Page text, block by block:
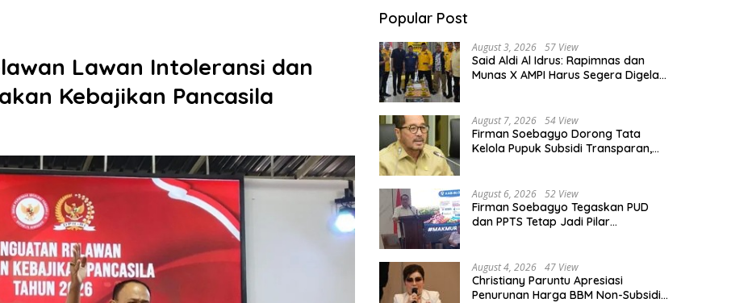
Lawan Intoleransi dan
Kebajikan Pancasila
Popular Post
August 3, 2026 57 View
Said Aldi Al Idrus: Rapimnas dan
Munas X AMPI Harus Segera Digelar
August 7, 2026 54 View
Firman Soebagyo Dorong Tata
Kelola Pupuk Subsidi Transparan,
August 6, 2026 52 View
Firman Soebagyo Tegaskan PUD
dan PPTS Tetap Jadi Pilar
August 4, 2026 47 View
Christiany Paruntu Apresiasi
Penurunan Harga BBM Non-Subsidi,